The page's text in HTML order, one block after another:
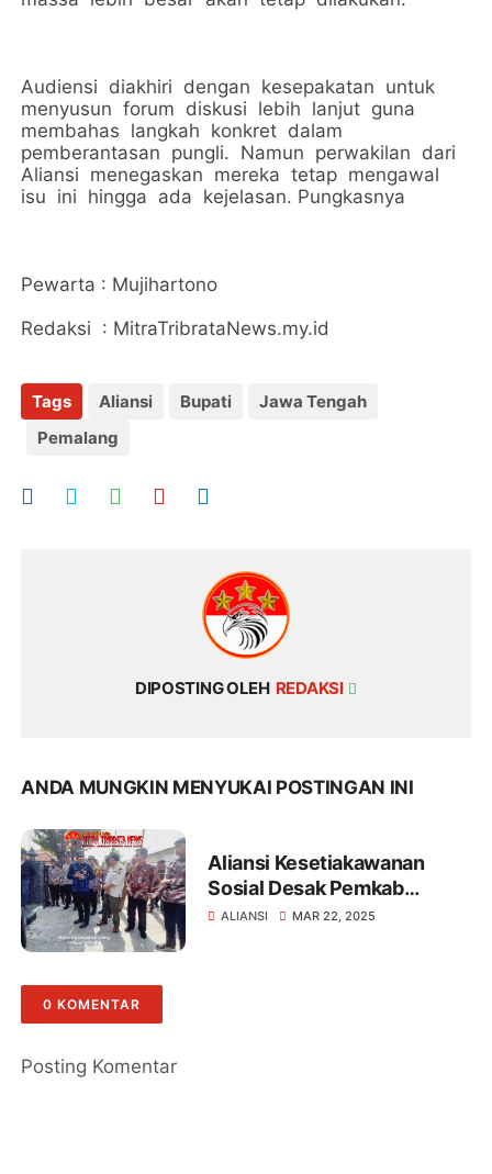
Audiensi diakhiri dengan kesepakatan untuk
menyusun forum diskusi lebih lanjut guna
membahas langkah konkret dalam
pemberantasan pungli. Namun perwakilan dari
Aliansi menegaskan mereka tetap mengawal
isu ini hingga ada kejelasan. Pungkasnya
Pewarta : Mujihartono
Redaksi : MitraTribrataNews.my.id
Tags Aliansi Bupati
Jawa Tengah
Pemalang
DIPOSTING OLEH REDAKSI
ANDA MUNGKIN MENYUKAI POSTINGAN INI
Aliansi Kesetiakawanan
Sosial Desak Pemkab
Pemalang Berantas Pungli:
ALIANSI MAR 22, 2025
0 KOMENTAR
Posting Komentar